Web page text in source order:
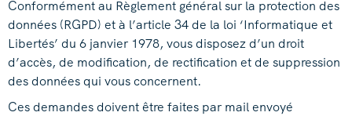
Conformément au Règlement général sur la protection des
données (RGPD) et à l’article 34 de la loi ‘Informatique et
Libertés’ du 6 janvier 1978, vous disposez d’un droit
d’accès, de modification, de rectification et de suppression
des données qui vous concernent.
Ces demandes doivent être faites par mail envoyé